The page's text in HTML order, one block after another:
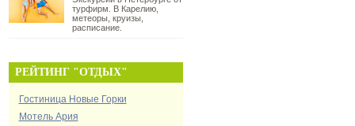
турфирм. В Карелию,
метеоры, круизы,
расписание.
РЕЙТИНГ "ОТДЫХ"
Гостиница Новые Горки
Мотель Ария